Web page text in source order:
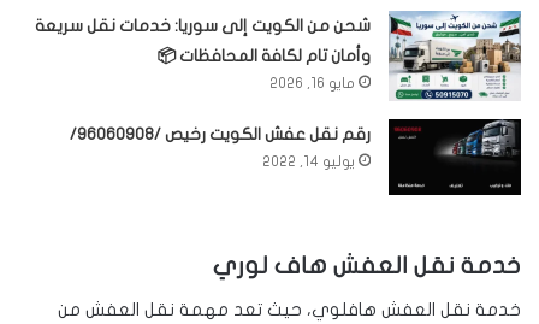
شحن من الكويت إلى سوريا: خدمات نقل سريعة
وأمان تام لكافة المحافظات 📦
مايو 16, 2026
رقم نقل عفش الكويت رخيص /96060908/
يوليو 14, 2022
خدمة نقل العفش هاف لوري
خدمة نقل العفش هافلوي، حيث تعد مهمة نقل العفش من